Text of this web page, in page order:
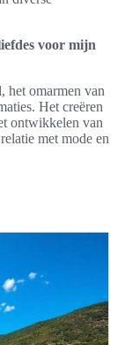
voor mijn
het omarmen van
Het creëren
ontwikkelen van
met mode en